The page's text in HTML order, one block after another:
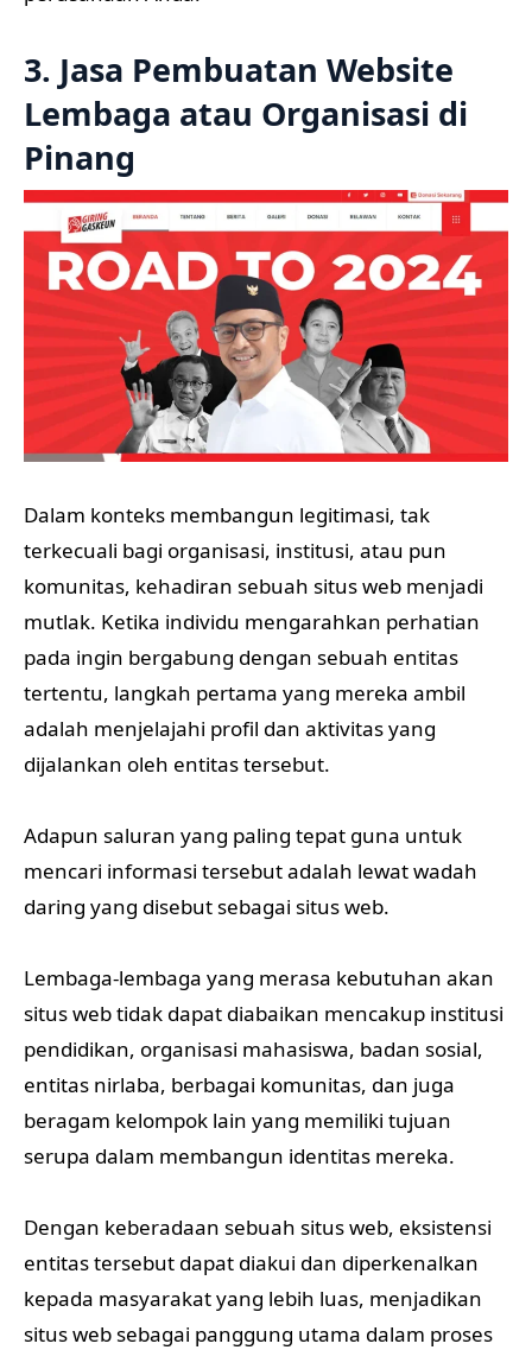
3. Jasa Pembuatan Website
Lembaga atau Organisasi di
Pinang
Dalam konteks membangun legitimasi, tak
terkecuali bagi organisasi, institusi, atau pun
komunitas, kehadiran sebuah situs web menjadi
mutlak. Ketika individu mengarahkan perhatian
pada ingin bergabung dengan sebuah entitas
tertentu, langkah pertama yang mereka ambil
adalah menjelajahi profil dan aktivitas yang
dijalankan oleh entitas tersebut.
Adapun saluran yang paling tepat guna untuk
mencari informasi tersebut adalah lewat wadah
daring yang disebut sebagai situs web.
Lembaga-lembaga yang merasa kebutuhan akan
situs web tidak dapat diabaikan mencakup institusi
pendidikan, organisasi mahasiswa, badan sosial,
entitas nirlaba, berbagai komunitas, dan juga
beragam kelompok lain yang memiliki tujuan
serupa dalam membangun identitas mereka.
Dengan keberadaan sebuah situs web, eksistensi
entitas tersebut dapat diakui dan diperkenalkan
kepada masyarakat yang lebih luas, menjadikan
situs web sebagai panggung utama dalam proses